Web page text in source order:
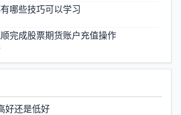
哪些技巧可以学习
完成股票期货账户充值操作
好还是低好